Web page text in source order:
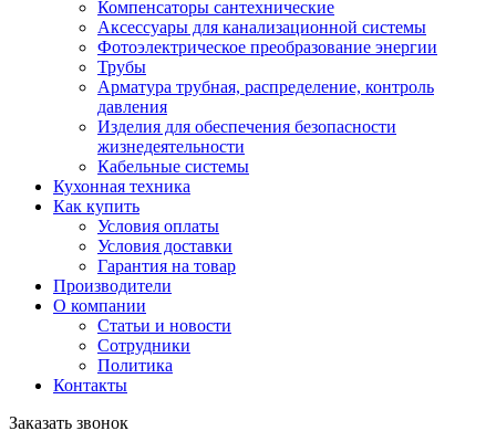
Компенсаторы сантехнические
Аксессуары для канализационной системы
Фотоэлектрическое преобразование энергии
Трубы
Арматура трубная, распределение, контроль
давления
Изделия для обеспечения безопасности
жизнедеятельности
Кабельные системы
Кухонная техника
Как купить
Условия оплаты
Условия доставки
Гарантия на товар
Производители
О компании
Статьи и новости
Сотрудники
Политика
Контакты
Заказать звонок